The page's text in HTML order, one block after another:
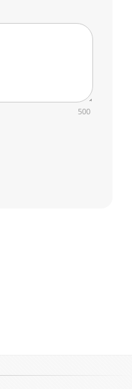
500